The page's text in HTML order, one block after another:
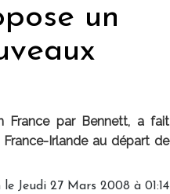
un
France par Bennett, a fait
France-Irlande au départ de
Jeudi 27 Mars 2008 à 01:14